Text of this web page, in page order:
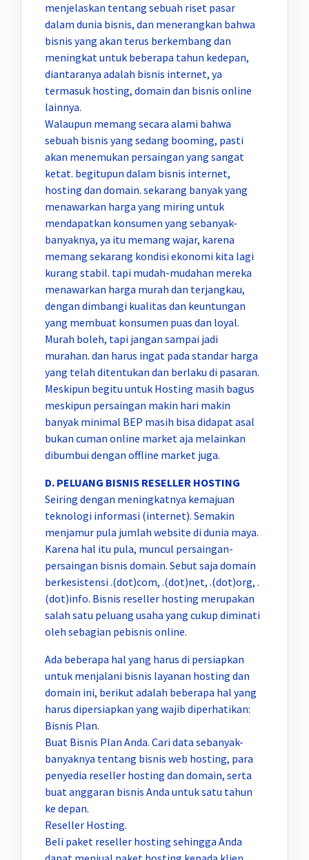
menjelaskan tentang sebuah riset pasar
dalam dunia bisnis, dan menerangkan bahwa
bisnis yang akan terus berkembang dan
meningkat untuk beberapa tahun kedepan,
diantaranya adalah bisnis internet, ya
termasuk hosting, domain dan bisnis online
lainnya.
Walaupun memang secara alami bahwa
sebuah bisnis yang sedang booming, pasti
akan menemukan persaingan yang sangat
ketat. begitupun dalam bisnis internet,
hosting dan domain. sekarang banyak yang
menawarkan harga yang miring untuk
mendapatkan konsumen yang sebanyak-
banyaknya, ya itu memang wajar, karena
memang sekarang kondisi ekonomi kita lagi
kurang stabil. tapi mudah-mudahan mereka
menawarkan harga murah dan terjangkau,
dengan dimbangi kualitas dan keuntungan
yang membuat konsumen puas dan loyal.
Murah boleh, tapi jangan sampai jadi
murahan. dan harus ingat pada standar harga
yang telah ditentukan dan berlaku di pasaran.
Meskipun begitu untuk Hosting masih bagus
meskipun persaingan makin hari makin
banyak minimal BEP masih bisa didapat asal
bukan cuman online market aja melainkan
dibumbui dengan offline market juga.
D. PELUANG BISNIS RESELLER HOSTING
Seiring dengan meningkatnya kemajuan
teknologi informasi (internet). Semakin
menjamur pula jumlah website di dunia maya.
Karena hal itu pula, muncul persaingan-
persaingan bisnis domain. Sebut saja domain
berkesistensi .(dot)com, .(dot)net, .(dot)org, .
(dot)info. Bisnis reseller hosting merupakan
salah satu peluang usaha yang cukup diminati
oleh sebagian pebisnis online.
Ada beberapa hal yang harus di persiapkan
untuk menjalani bisnis layanan hosting dan
domain ini, berikut adalah beberapa hal yang
harus dipersiapkan yang wajib diperhatikan:
Bisnis Plan.
Buat Bisnis Plan Anda. Cari data sebanyak-
banyaknya tentang bisnis web hosting, para
penyedia reseller hosting dan domain, serta
buat anggaran bisnis Anda untuk satu tahun
ke depan.
Reseller Hosting.
Beli paket reseller hosting sehingga Anda